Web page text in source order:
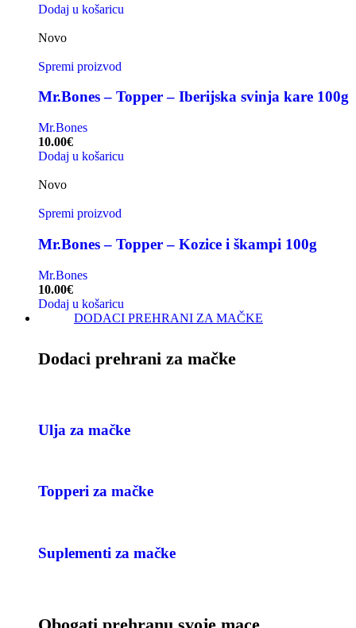
Dodaj u košaricu
Novo
Spremi proizvod
Mr.Bones – Topper – Iberijska svinja kare 100g
Mr.Bones
10.00€
Dodaj u košaricu
Novo
Spremi proizvod
Mr.Bones – Topper – Kozice i škampi 100g
Mr.Bones
10.00€
Dodaj u košaricu
DODACI PREHRANI ZA MAČKE
Dodaci prehrani za mačke
Ulja za mačke
Topperi za mačke
Suplementi za mačke